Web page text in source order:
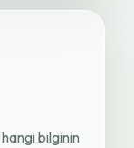
bilginin